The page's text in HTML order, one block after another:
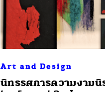
Art and Design
นิทรรศการความงาม